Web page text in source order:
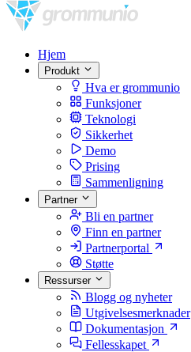
Hjem
Produkt
Hva er grommunio
Funksjoner
Teknologi
Sikkerhet
Demo
Prising
Sammenligning
Partner
Bli en partner
Finn en partner
Partnerportal
Støtte
Ressurser
Blogg og nyheter
Utgivelsesmerknader
Dokumentasjon
Fellesskapet